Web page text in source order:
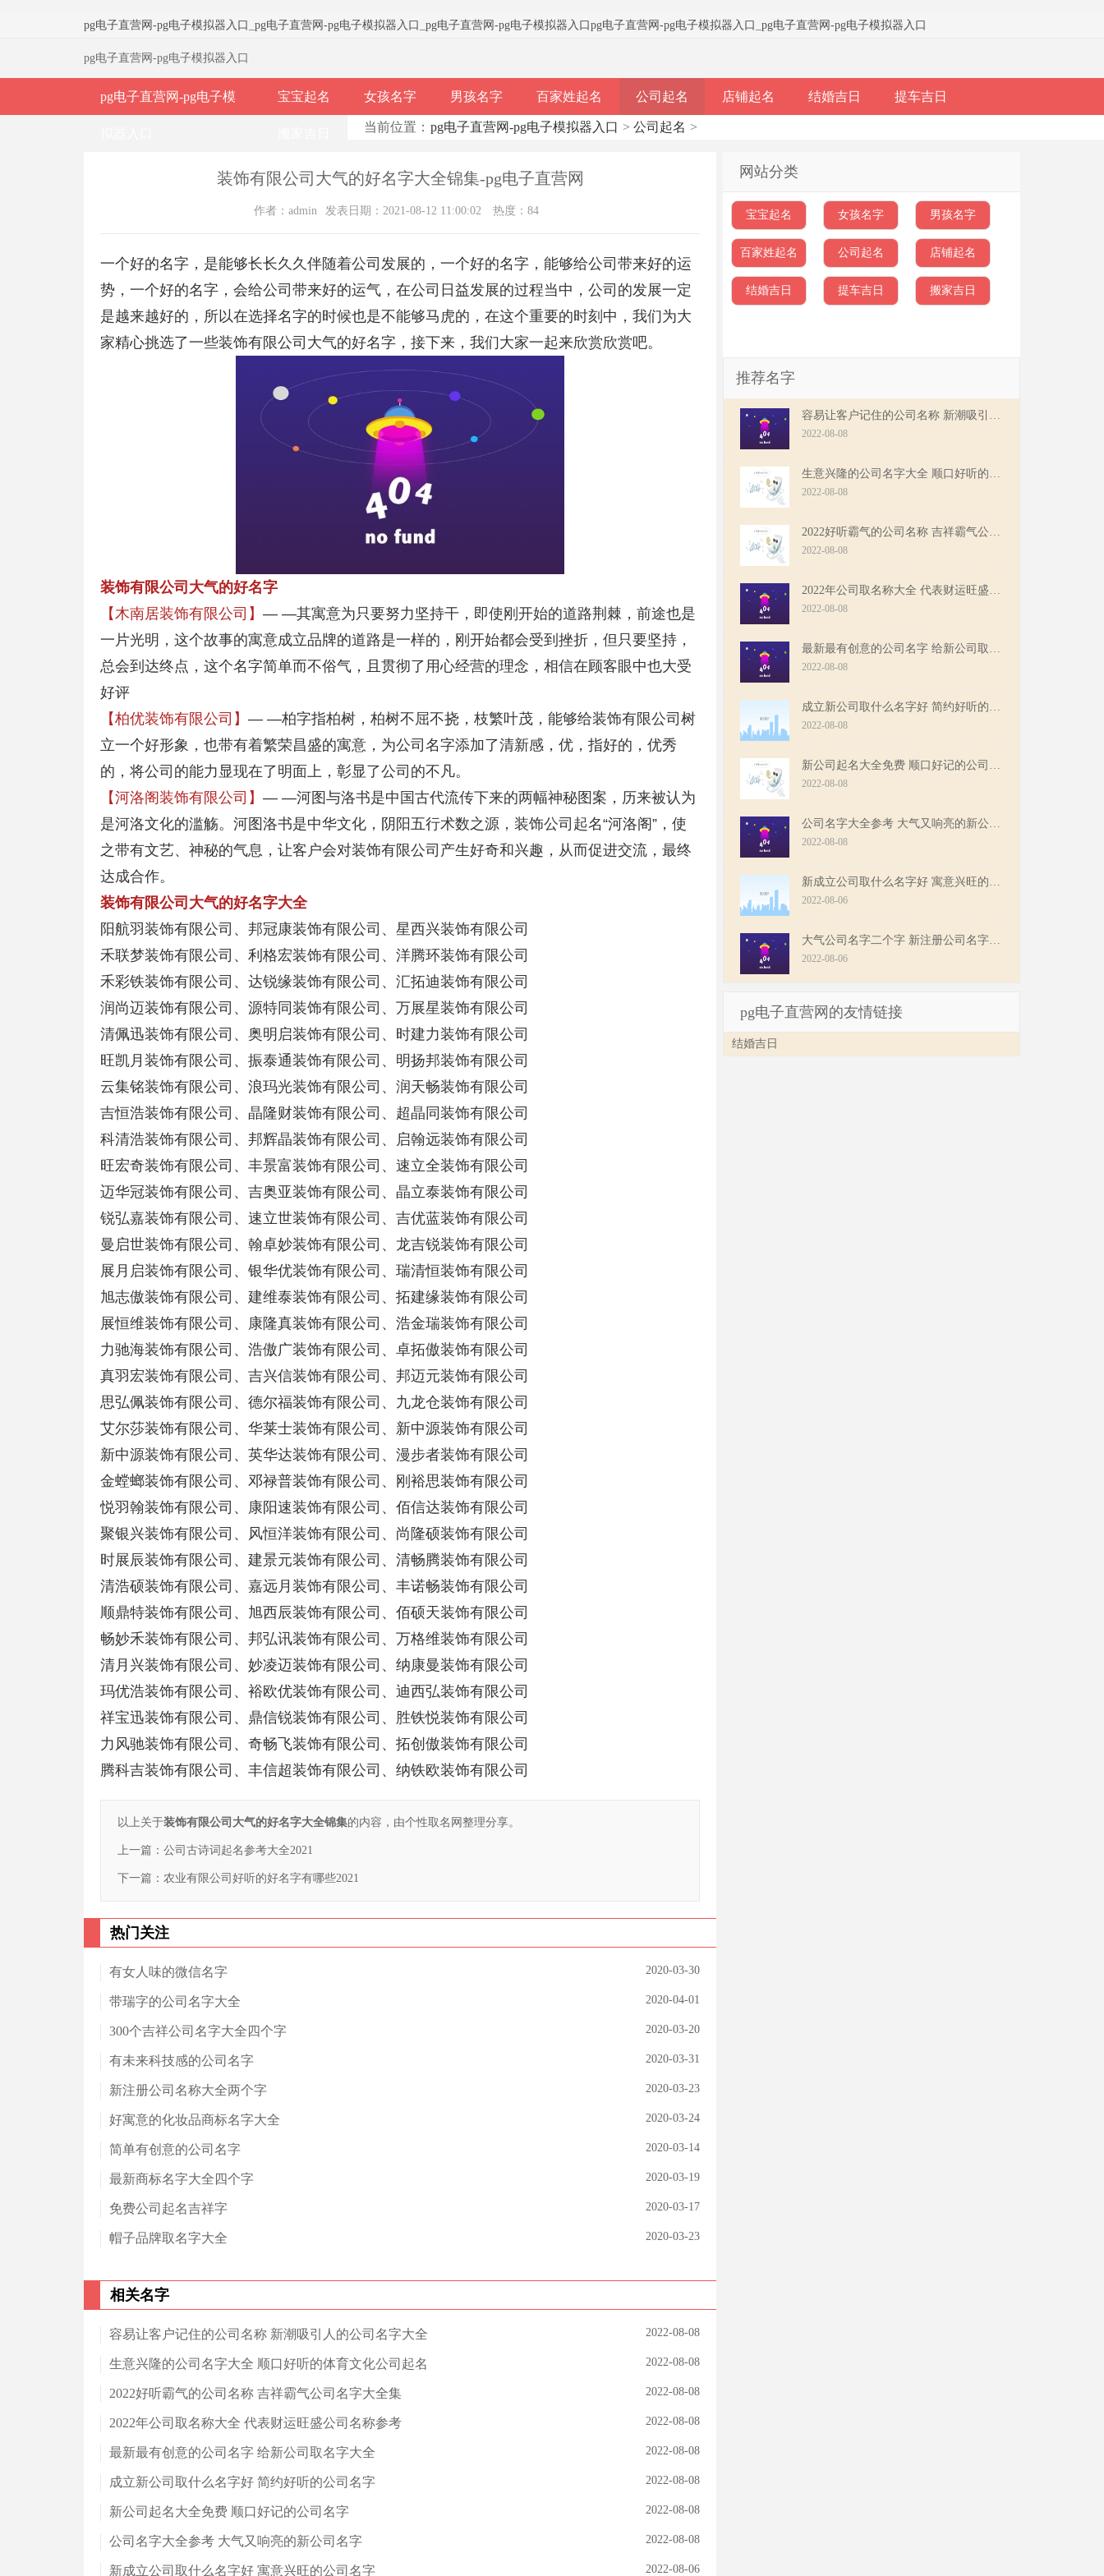
pg电子直营网-pg电子模拟器入口 pg电子直营网-pg电子模拟器入口 pg电子直营网-pg电子模拟器入口 pg电子直营网-pg电子模拟器入口 pg电子直营网-pg电子模拟器入口
pg电子直营网-pg电子模拟器入口
pg电子直营网-pg电子模 宝宝起名 女孩名字 男孩名字 百家姓起名 公司起名 店铺起名 结婚吉日 提车吉日
当前位置： pg电子直营网-pg电子模拟器入口 > 公司起名 >
装饰有限公司大气的好名字大全锦集-pg电子直营网
作者：admin 发表日期：2021-08-12 11:00:02 热度：84
一个好的名字，是能够长长久久伴随着公司发展的，一个好的名字，能够给公司带来好的运
势，一个好的名字，会给公司带来好的运气，在公司日益发展的过程当中，公司的发展一定
是越来越好的，所以在选择名字的时候也是不能够马虎的，在这个重要的时刻中，我们为大
家精心挑选了一些装饰有限公司大气的好名字，接下来，我们大家一起来欣赏欣赏吧。
装饰有限公司大气的好名字
【木南居装饰有限公司】 — —其寓意为只要努力坚持干，即使刚开始的道路荆棘，前途也是
一片光明，这个故事的寓意成立品牌的道路是一样的，刚开始都会受到挫折，但只要坚持，
总会到达终点，这个名字简单而不俗气，且贯彻了用心经营的理念，相信在顾客眼中也大受
好评
【柏优装饰有限公司】 — —柏字指柏树，柏树不屈不挠，枝繁叶茂，能够给装饰有限公司树
立一个好形象，也带有着繁荣昌盛的寓意，为公司名字添加了清新感，优，指好的，优秀
的，将公司的能力显现在了明面上，彰显了公司的不凡。
【河洛阁装饰有限公司】 — —河图与洛书是中国古代流传下来的两幅神秘图案，历来被认为
是河洛文化的滥觞。河图洛书是中华文化，阴阳五行术数之源，装饰公司起名“河洛阁”，使
之带有文艺、神秘的气息，让客户会对装饰有限公司产生好奇和兴趣，从而促进交流，最终
达成合作。
装饰有限公司大气的好名字大全
阳航羽装饰有限公司、邦冠康装饰有限公司、星西兴装饰有限公司
禾联梦装饰有限公司、利格宏装饰有限公司、洋腾环装饰有限公司
禾彩铁装饰有限公司、达锐缘装饰有限公司、汇拓迪装饰有限公司
润尚迈装饰有限公司、源特同装饰有限公司、万展星装饰有限公司
清佩迅装饰有限公司、奥明启装饰有限公司、时建力装饰有限公司
旺凯月装饰有限公司、振泰通装饰有限公司、明扬邦装饰有限公司
云集铭装饰有限公司、浪玛光装饰有限公司、润天畅装饰有限公司
吉恒浩装饰有限公司、晶隆财装饰有限公司、超晶同装饰有限公司
科清浩装饰有限公司、邦辉晶装饰有限公司、启翰远装饰有限公司
旺宏奇装饰有限公司、丰景富装饰有限公司、速立全装饰有限公司
迈华冠装饰有限公司、吉奥亚装饰有限公司、晶立泰装饰有限公司
锐弘嘉装饰有限公司、速立世装饰有限公司、吉优蓝装饰有限公司
曼启世装饰有限公司、翰卓妙装饰有限公司、龙吉锐装饰有限公司
展月启装饰有限公司、银华优装饰有限公司、瑞清恒装饰有限公司
旭志傲装饰有限公司、建维泰装饰有限公司、拓建缘装饰有限公司
展恒维装饰有限公司、康隆真装饰有限公司、浩金瑞装饰有限公司
力驰海装饰有限公司、浩傲广装饰有限公司、卓拓傲装饰有限公司
真羽宏装饰有限公司、吉兴信装饰有限公司、邦迈元装饰有限公司
思弘佩装饰有限公司、德尔福装饰有限公司、九龙仓装饰有限公司
艾尔莎装饰有限公司、华莱士装饰有限公司、新中源装饰有限公司
新中源装饰有限公司、英华达装饰有限公司、漫步者装饰有限公司
金螳螂装饰有限公司、邓禄普装饰有限公司、刚裕思装饰有限公司
悦羽翰装饰有限公司、康阳速装饰有限公司、佰信达装饰有限公司
聚银兴装饰有限公司、风恒洋装饰有限公司、尚隆硕装饰有限公司
时展辰装饰有限公司、建景元装饰有限公司、清畅腾装饰有限公司
清浩硕装饰有限公司、嘉远月装饰有限公司、丰诺畅装饰有限公司
顺鼎特装饰有限公司、旭西辰装饰有限公司、佰硕天装饰有限公司
畅妙禾装饰有限公司、邦弘讯装饰有限公司、万格维装饰有限公司
清月兴装饰有限公司、妙凌迈装饰有限公司、纳康曼装饰有限公司
玛优浩装饰有限公司、裕欧优装饰有限公司、迪西弘装饰有限公司
祥宝迅装饰有限公司、鼎信锐装饰有限公司、胜铁悦装饰有限公司
力风驰装饰有限公司、奇畅飞装饰有限公司、拓创傲装饰有限公司
腾科吉装饰有限公司、丰信超装饰有限公司、纳铁欧装饰有限公司
以上关于装饰有限公司大气的好名字大全锦集的内容，由个性取名网整理分享。
上一篇： 公司古诗词起名参考大全2021
下一篇： 农业有限公司好听的好名字有哪些2021
热门关注
2020-03-30
有女人味的微信名字
2020-04-01
带瑞字的公司名字大全
2020-03-20
300个吉祥公司名字大全四个字
2020-03-31
有未来科技感的公司名字
2020-03-23
新注册公司名称大全两个字
2020-03-24
好寓意的化妆品商标名字大全
2020-03-14
简单有创意的公司名字
2020-03-19
最新商标名字大全四个字
2020-03-17
免费公司起名吉祥字
2020-03-23
帽子品牌取名字大全
相关名字
2022-08-08
容易让客户记住的公司名称 新潮吸引人的公司名字大全
2022-08-08
生意兴隆的公司名字大全 顺口好听的体育文化公司起名
2022-08-08
2022好听霸气的公司名称 吉祥霸气公司名字大全集
2022-08-08
2022年公司取名称大全 代表财运旺盛公司名称参考
2022-08-08
最新最有创意的公司名字 给新公司取名字大全
2022-08-08
成立新公司取什么名字好 简约好听的公司名字
2022-08-08
新公司起名大全免费 顺口好记的公司名字
2022-08-08
公司名字大全参考 大气又响亮的新公司名字
2022-08-06
新成立公司取什么名字好 寓意兴旺的公司名字
网站分类
宝宝起名 女孩名字 男孩名字
百家姓起名 公司起名 店铺起名
结婚吉日 提车吉日 搬家吉日
推荐名字
2022-08-08
2022-08-08
2022-08-08
2022-08-08
2022-08-08
2022-08-08
2022-08-08
2022-08-08
2022-08-06
2022-08-06
pg电子直营网的友情链接
结婚吉日